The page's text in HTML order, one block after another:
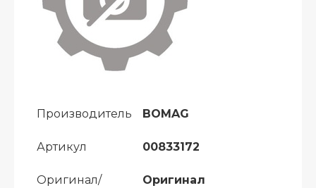
Производитель BOMAG
Артикул 00833172
Оригинал/
Оригинал